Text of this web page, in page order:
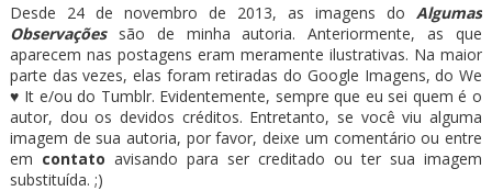
Desde 24 de novembro de 2013, as imagens doAlgumas
Observaçõessão de minha autoria. Anteriormente, as que
aparecem nas postagens eram meramente ilustrativas. Na maior
parte das vezes, elas foram retiradas do Google Imagens, do We
♥ It e/ou do Tumblr. Evidentemente, sempre que eu sei quem é o
autor, dou os devidos créditos. Entretanto, se você viu alguma
imagem de sua autoria, por favor, deixe um comentário ou entre
em contato avisando para ser creditado ou ter sua imagem
substituída. ;)